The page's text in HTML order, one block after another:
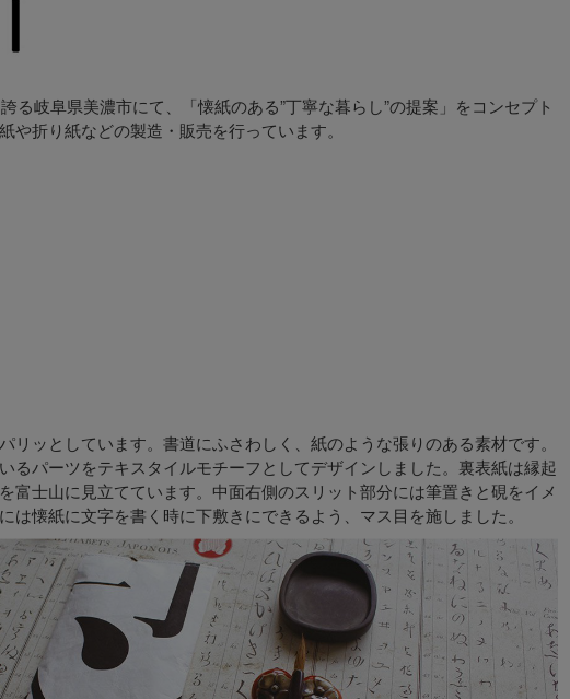
る岐阜県美濃市にて、「懐紙のある”丁寧な暮らし”の提案」をコンセプト
や折り紙などの製造・販売を行っています。
リッとしています。書道にふさわしく、紙のような張りのある素材です。
るパーツをテキスタイルモチーフとしてデザインしました。裏表紙は縁起
富士山に見立てています。中面右側のスリット部分には筆置きと硯をイメ
は懐紙に文字を書く時に下敷きにできるよう、マス目を施しました。